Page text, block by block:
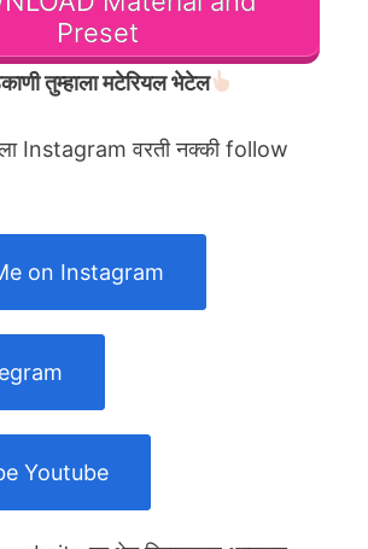
Preset
तुम्हाला मटेरियल भेटेल
Instagram वरती नक्की follow
on Instagram
Youtube